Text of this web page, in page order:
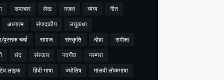
समाचार लेख ग़ज़ल व्यंग्य
गीत
अध्यात्म
संपादकीय
लघुकथा
पुस्तक चर्चा
समाज संस्कृति दोहा
समीक्षा
छंद संस्कार नवगीत
परम्परा
लाइफ
हिंदी भाषा ज्योतिष मालवी लोकभाषा